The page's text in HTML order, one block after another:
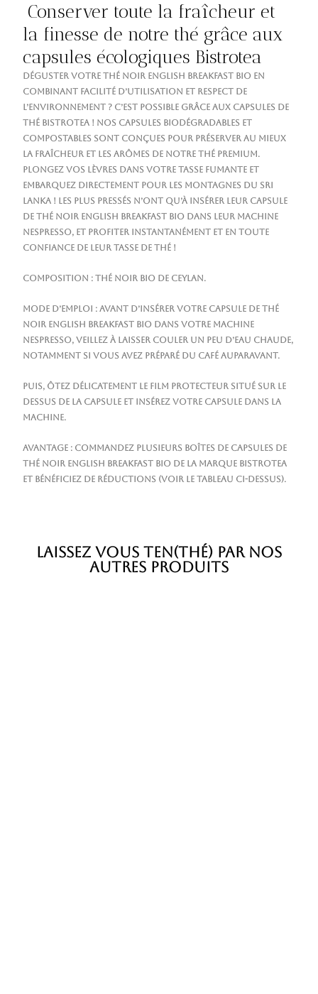
Conserver toute la fraîcheur et
la finesse de notre thé grâce aux
capsules écologiques Bistrotea
Déguster votre thé noir English Breakfast Bio en
combinant facilité d’utilisation et respect de
l’environnement ? C’est possible grâce aux capsules de
thé Bistrotea ! Nos capsules biodégradables et
compostables sont conçues pour préserver au mieux
la fraîcheur et les arômes de notrethé premium .
Plongez vos lèvres dans votre tasse fumante et
embarquez directement pour les montagnes du Sri
Lanka ! Les plus pressés n’ont qu’à insérer leur capsule
de thé noir English Breakfast Bio dans leur machine
Nespresso, et profiter instantanément et en toute
confiance de leur tasse de thé !
Composition : thé noir bio de Ceylan.
Mode d’emploi : Avant d’insérer votre capsule de thé
noir English Breakfast Bio dans votre machine
Nespresso, veillez à laisser couler un peu d’eau chaude,
notamment si vous avez préparé du café auparavant.
Puis, ôtez délicatement le film protecteur situé sur le
dessus de la capsule et insérez votre capsule dans la
machine.
Avantage : Commandez plusieurs boîtes de capsules de
thé noir English Breakfast Bio de la marque Bistrotea
et bénéficiez de réductions (voir le tableau ci-dessus).
LAISSEZ VOUS TEN(THÉ) PAR NOS
AUTRES PRODUITS